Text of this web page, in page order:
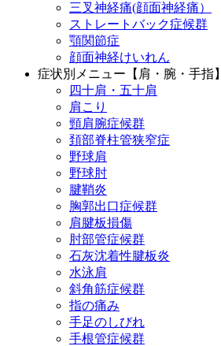
三叉神経痛(顔面神経痛）
ストレートバック症候群
顎関節症
顔面神経けいれん
症状別メニュー【肩・腕・手指】
四十肩・五十肩
肩こり
頸肩腕症候群
頚部脊柱管狭窄症
野球肩
野球肘
腱鞘炎
胸郭出口症候群
肩腱板損傷
肘部管症候群
石灰沈着性腱板炎
水泳肩
斜角筋症候群
指の痛み
手足のしびれ
手根管症候群